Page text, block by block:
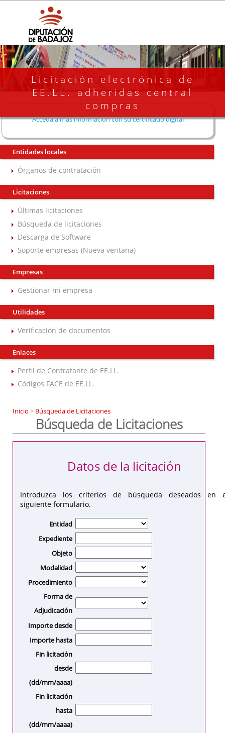
Licitación electrónica de
EE.LL. adheridas central
compras
Acceda a más información con su certificado digital
Entidades locales
Órganos de contratación
Licitaciones
Últimas licitaciones
Búsqueda de licitaciones
Descarga de Software
Soporte empresas (Nueva ventana)
Empresas
Gestionar mi empresa
Utilidades
Verificación de documentos
Enlaces
Perfil de Contratante de EE.LL.
Códigos FACE de EE.LL.
Inicio > Búsqueda de Licitaciones
Búsqueda de Licitaciones
Introduzca los criterios de búsqueda deseados en
siguiente formulario.
Datos de la licitación
Entidad
Expediente
Objeto
Modalidad
Procedimiento
Forma de
Adjudicación
Importe desde
Importe hasta
Fin licitación
desde
(dd/mm/aaaa)
Fin licitación
hasta
(dd/mm/aaaa)